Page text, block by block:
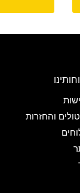
והחזרות